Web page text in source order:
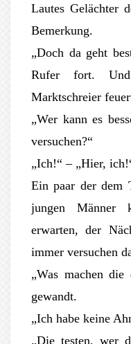
Lautes Gelächter
Bemerkung.
„Doch da geht
Rufer fort.
Marktschreier
„Wer kann es
versuchen?“
„Ich!“ – „Hier,
Ein paar der dem
jungen Männer
erwarten, der
immer versuchen
„Was machen
gewandt.
„Ich habe keine
„Die testen, wer